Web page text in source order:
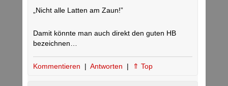
„Nicht alle Latten am Zaun!”
Damit könnte man auch direkt den guten HB
bezeichnen…
Kommentieren | Antworten | ⇑ Top